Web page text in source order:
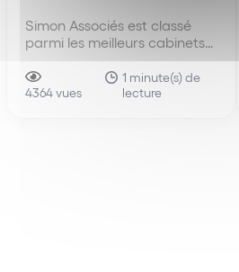
Simon Associés est classé
parmi les meilleurs cabinets
d'avocats en 2021, selon un
sondage établi par Le Point
et Statista.
4364 vues
1 minute(s) de
lecture